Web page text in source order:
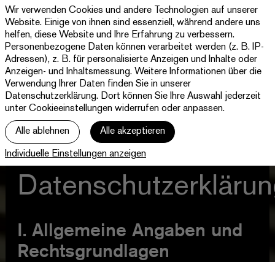
Theater
Paderborn
Westfälische
Kammerspiele
Programm & Tickets
Abos
jott
Ihr Besuch
Haus
I. Allgemeine Angaben und
Rechtsgrundlagen
Wir verwenden Cookies und andere Technologien auf unserer
Website. Einige von ihnen sind essenziell, während andere uns
helfen, diese Website und Ihre Erfahrung zu verbessern.
Personenbezogene Daten können verarbeitet werden (z. B. IP-
Adressen), z. B. für personalisierte Anzeigen und Inhalte oder
Anzeigen- und Inhaltsmessung. Weitere Informationen über die
Verwendung Ihrer Daten finden Sie in unserer
Datenschutzerklärung. Dort können Sie Ihre Auswahl jederzeit
unter Cookieeinstellungen widerrufen oder anpassen.
Alle ablehnen Alle akzeptieren
Individuelle Einstellungen anzeigen